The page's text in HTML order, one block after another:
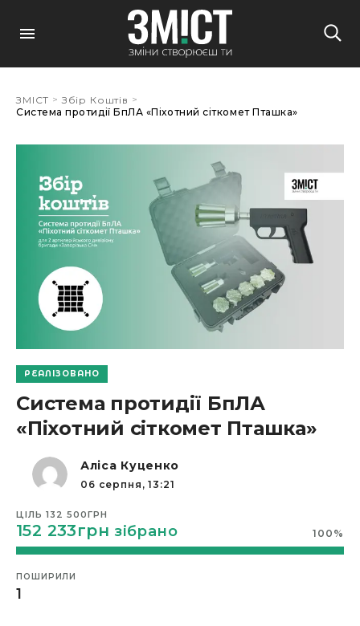
ЗМІСТ > Збір Коштів >
Система протидії БпЛА «Піхотний сіткомет Пташка»
РЕАЛІЗОВАНО
Система протидії БпЛА
«Піхотний сіткомет Пташка»
Аліса Куценко
06 серпня, 13:21
ЦІЛЬ 132 500ГРН
152 233грн зібрано 100 %
ПОШИРИЛИ
1
Alina Digtyar
22 Жовтня, 23:45
31 Жовтня, 13:36
Alina Digtyar
01 Листопада, 21:04
Alina Digtyar
02 Листопада, 23:40
Alina Digtyar
05 Листопада, 11:17
Alina Digtyar
06 Листопада, 12:52
Олександр Гриб
07 Листопада, 08:58
Мулан
Alina Digtyar
Alina Digtyar
10 Листопада, 14:39